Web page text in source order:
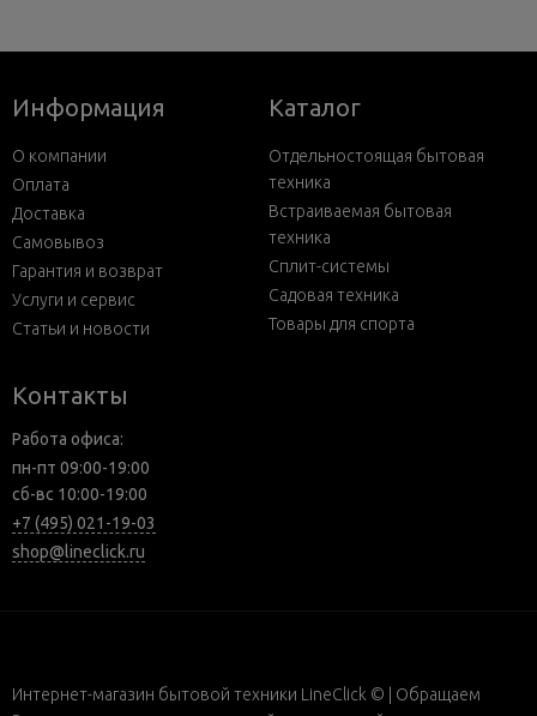
Информация
О компании
Оплата
Доставка
Самовывоз
Гарантия и возврат
Услуги и сервис
Статьи и новости
Каталог
Отдельностоящая бытовая
техника
Встраиваемая бытовая
техника
Сплит-системы
Садовая техника
Товары для спорта
Контакты
Работа офиса:
пн-пт 09:00-19:00
сб-вс 10:00-19:00
+7 (495) 021-19-03
shop@lineclick.ru
Интернет-магазин бытовой техники LineClick © | Обращаем